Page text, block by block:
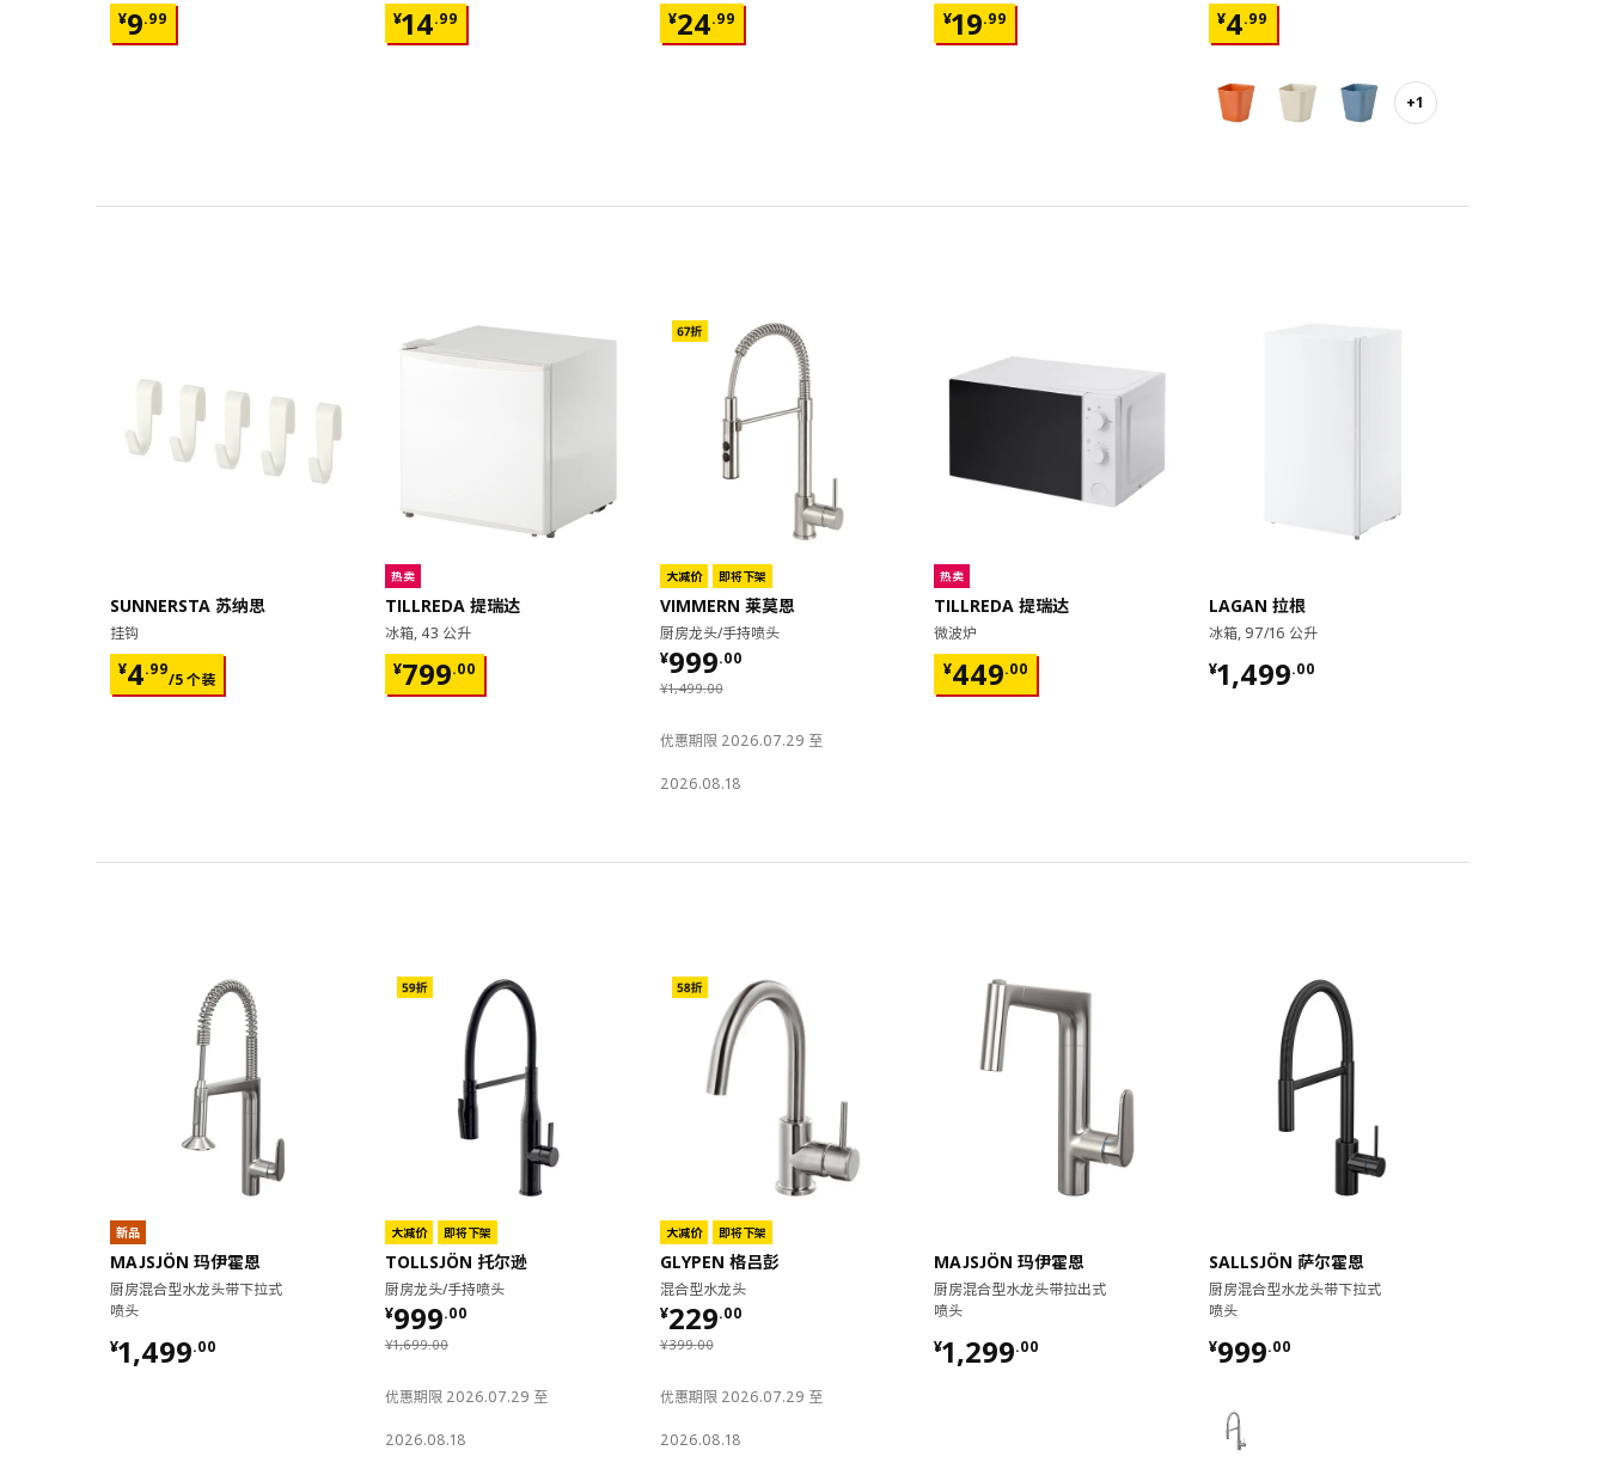
¥9.99
¥ 9.99
¥14.99
¥ 14.99
¥24.99
¥ 24.99
¥19.99
¥ 19.99
¥4.99
¥ 4.99
+1
SUNNERSTA 苏纳思
挂钩
¥4.99
/5 个装
¥ 4.99/5 个装
热卖
TILLREDA 提瑞达
冰箱, 43 公升
¥799.00
¥ 799.00
大减价 即将下架
VIMMERN 莱莫恩
厨房龙头/手持喷头
¥1,499.00
¥ 1499.00
¥999.00
¥ 999.00
优惠期限 2026.07.29 至
2026.08.18
热卖
TILLREDA 提瑞达
微波炉
¥449.00
¥ 449.00
LAGAN 拉根
冰箱, 97/16 公升
¥1,499.00
¥ 1499.00
新品
MAJSJÖN 玛伊霍恩
厨房混合型水龙头带下拉式
喷头
¥1,499.00
¥ 1499.00
大减价 即将下架
TOLLSJÖN 托尔逊
厨房龙头/手持喷头
¥1,699.00
¥ 1699.00
¥999.00
¥ 999.00
优惠期限 2026.07.29 至
2026.08.18
大减价 即将下架
GLYPEN 格吕彭
混合型水龙头
¥399.00
¥ 399.00
¥229.00
¥ 229.00
优惠期限 2026.07.29 至
2026.08.18
MAJSJÖN 玛伊霍恩
厨房混合型水龙头带拉出式
喷头
¥1,299.00
¥ 1299.00
SALLSJÖN 萨尔霍恩
厨房混合型水龙头带下拉式
喷头
¥999.00
¥ 999.00